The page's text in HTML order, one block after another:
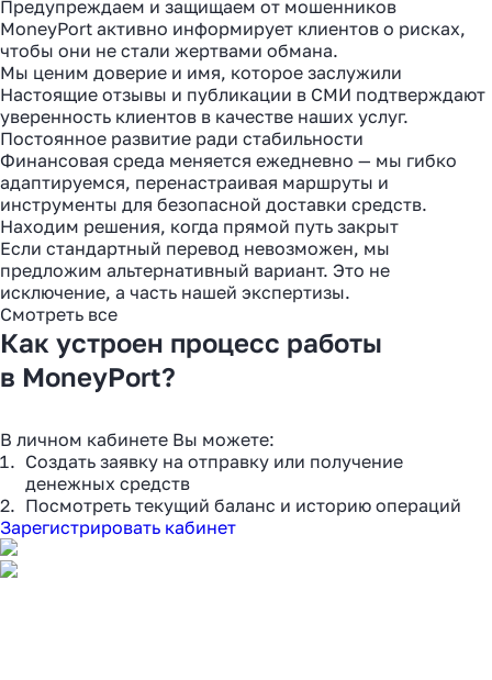
Предупреждаем и защищаем от мошенников
MoneyPort активно информирует клиентов о рисках,
чтобы они не стали жертвами обмана.
Мы ценим доверие и имя, которое заслужили
Настоящие отзывы и публикации в СМИ подтверждают
уверенность клиентов в качестве наших услуг.
Постоянное развитие ради стабильности
Финансовая среда меняется ежедневно — мы гибко
адаптируемся, перенастраивая маршруты и
инструменты для безопасной доставки средств.
Находим решения, когда прямой путь закрыт
Если стандартный перевод невозможен, мы
предложим альтернативный вариант. Это не
исключение, а часть нашей экспертизы.
Смотреть все
Как устроен процесс работы
в MoneyPort?
В личном кабинете Вы можете:
Создать заявку на отправку или получение
денежных средств
Посмотреть текущий баланс и историю операций
Зарегистрировать кабинет